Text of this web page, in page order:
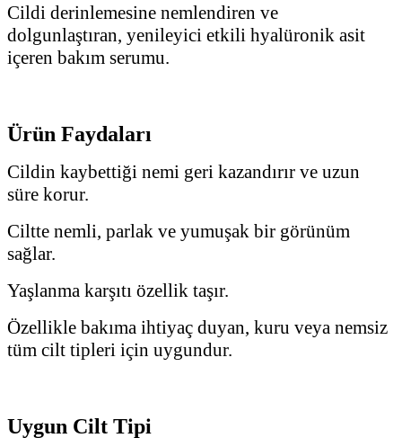
Cildi derinlemesine nemlendiren ve
dolgunlaştıran, yenileyici etkili hyalüronik asit
içeren bakım serumu.
Ürün Faydaları
Cildin kaybettiği nemi geri kazandırır ve uzun
süre korur.
Ciltte nemli, parlak ve yumuşak bir görünüm
sağlar.
Yaşlanma karşıtı özellik taşır.
Özellikle bakıma ihtiyaç duyan, kuru veya nemsiz
tüm cilt tipleri için uygundur.
Uygun Cilt Tipi